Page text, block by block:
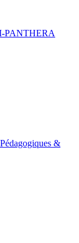
PANTHERA
&